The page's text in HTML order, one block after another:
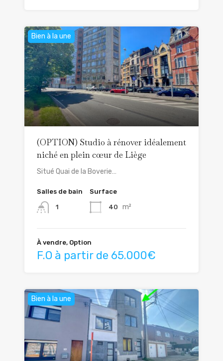
Bien à la une
(OPTION) Studio à rénover idéalement
niché en plein cœur de Liège
Situé Quai de la Boverie…
Salles de bain
1
Surface
40 m²
À vendre, Option
F.O à partir de 65.000€
Bien à la une